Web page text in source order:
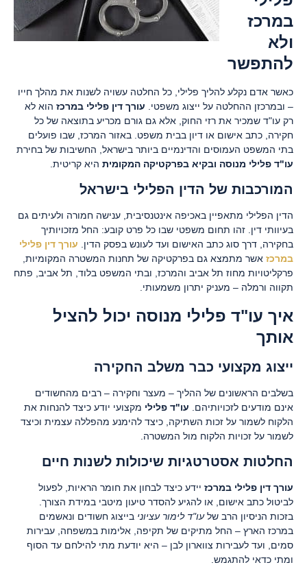
במרכז
ולא
להתפשר
כאשר אדם נקלע להליך פלילי, כל החלטה עשויה לשנות את מהלך חייו
– ובמרכזן ההחלטה על ייצוג משפטי. עורך דין פלילי במרכז הוא לא
רק עו"ד שמכיר את רזי החוק, אלא גם גורם מכריע בתוצאה של כל
חקירה, כתב אישום או דיון בבית משפט. באזור המרכז, שבו פועלים
בתי המשפט העמוסים והדינמיים ביותר בישראל, החשיבות של בחירת
עו"ד פלילי מנוסה ובקיא בפרקטיקה המקומית היא קריטית.
המורכבות של הדין הפלילי בישראל
הדין הפלילי מתאפיין באכיפה אינטנסיבית, ענישה חמורה ולעיתים גם
בעיוותי דין. זהו תחום משפטי שבו כל פרט קובע: החל מזכויותיך
בחקירה, דרך סוג כתב האישום ועד לעונש בפסק הדין. עורך דין פלילי
במרכז אשר מתמצא גם בפרקטיקה של תחנות המשטרה המקומיות,
פרקליטויות מחוז תל אביב והמרכז, ובתי המשפט בלוד, תל אביב, פתח
תקווה ורמלה – מעניק יתרון משמעותי.
איך עו"ד פלילי מנוסה יכול להציל
אותך
ייצוג מקצועי כבר משלב החקירה
בשלבים הראשונים של ההליך – מעצר וחקירה – רבים מהחשודים
אינם מודעים לזכויותיהם. עו"ד פלילי מקצועי יודע כיצד להנחות את
הלקוח לשמור על זכות השתיקה, כיצד להימנע מהפללה עצמית וכיצד
לשמור על זכויות הלקוח מול המשטרה.
החלטות אסטרטגיות שיכולות לשנות חיים
עורך דין פלילי במרכז יידע כיצד לבחון את חומר הראיות, לפעול
לביטול כתב אישום, או להגיע להסדר טיעון מיטבי במידת הצורך.
בזכות הניסיון הרב שלעו"ד לימור עציוני בייצוג חשודים ונאשמים
במרכז הארץ – החל מתיקים של תקיפה, אלימות במשפחה, עבירות
סמים, ועד לעבירות צווארון לבן – היא יודעת מתי להילחם עד הסוף
ומתי כדאי להתגמש.